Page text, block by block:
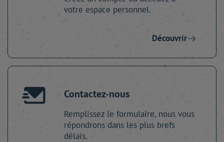
votre espace personnel.
Découvrir
Contactez-nous
Remplissez le formulaire, nous vous
répondrons dans les plus brefs
délais.